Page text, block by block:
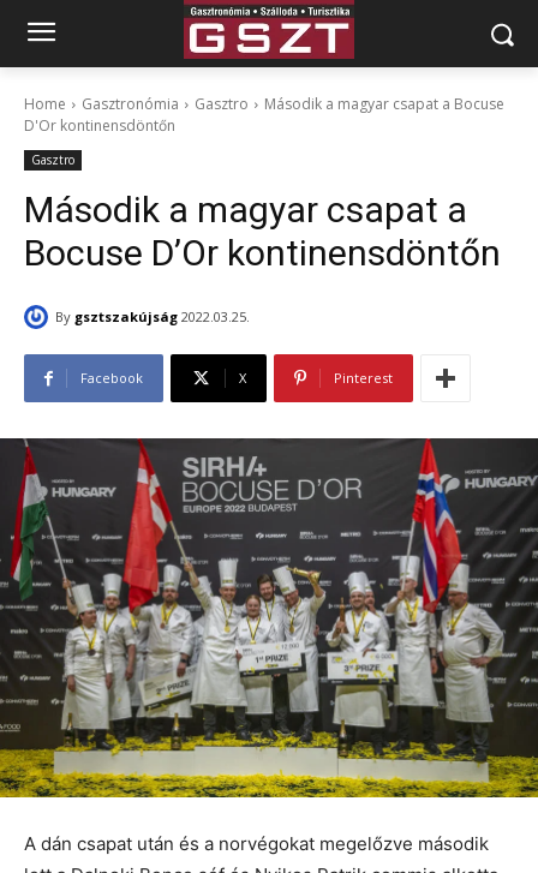
Home Gasztronómia Gasztro
Második a magyar csapat a Bocuse
D'Or kontinensdöntőn
Gasztro
Második a magyar csapat a
Bocuse D’Or kontinensdöntőn
By gsztszakújság 2022.03.25.
Facebook X Pinterest
A dán csapat után és a norvégokat megelőzve második